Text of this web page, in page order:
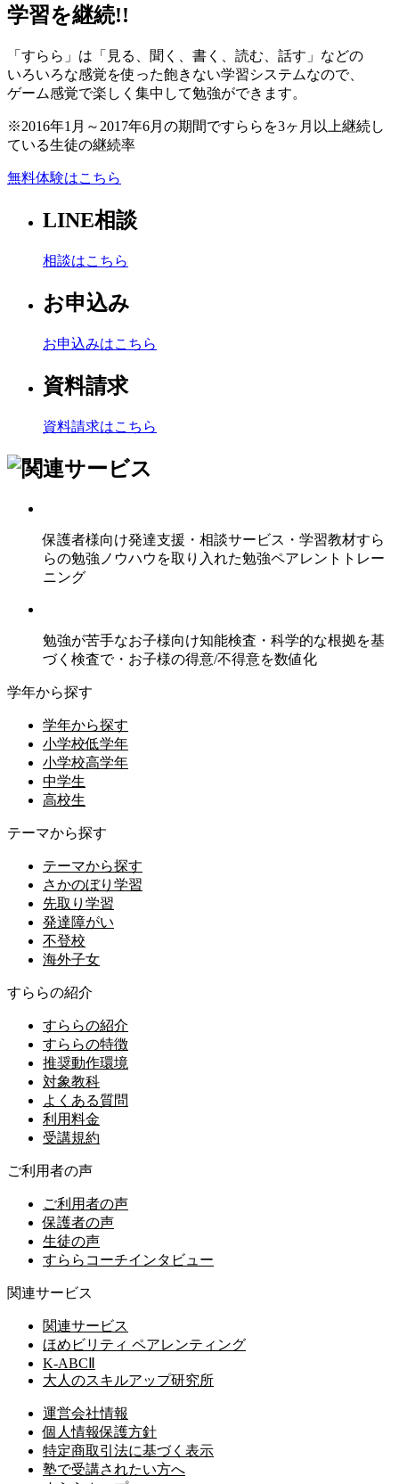
学習を継続!!
「すらら」は「見る、聞く、書く、読む、話す」などの
いろいろな感覚を使った飽きない学習システムなので、
ゲーム感覚で楽しく集中して勉強ができます。
※2016年1月～2017年6月の期間ですららを3ヶ月以上継続し
ている生徒の継続率
無料体験はこちら
LINE相談
相談はこちら
お申込み
お申込みはこちら
資料請求
資料請求はこちら
保護者様向け発達支援・相談サービス・学習教材すら
らの勉強ノウハウを取り入れた勉強ペアレントトレー
ニング
勉強が苦手なお子様向け知能検査・科学的な根拠を基
づく検査で・お子様の得意/不得意を数値化
学年から探す
学年から探す
小学校低学年
小学校高学年
中学生
高校生
テーマから探す
テーマから探す
さかのぼり学習
先取り学習
発達障がい
不登校
海外子女
すららの紹介
すららの紹介
すららの特徴
推奨動作環境
対象教科
よくある質問
利用料金
受講規約
ご利用者の声
ご利用者の声
保護者の声
生徒の声
すららコーチインタビュー
関連サービス
関連サービス
ほめビリティ ペアレンティング
K-ABCⅡ
大人のスキルアップ研究所
運営会社情報
個人情報保護方針
特定商取引法に基づく表示
塾で受講されたい方へ